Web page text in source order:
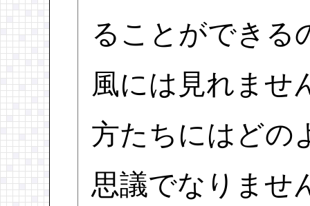
ることができる
風には見れませ
方たちにはどの
思議でなりませ